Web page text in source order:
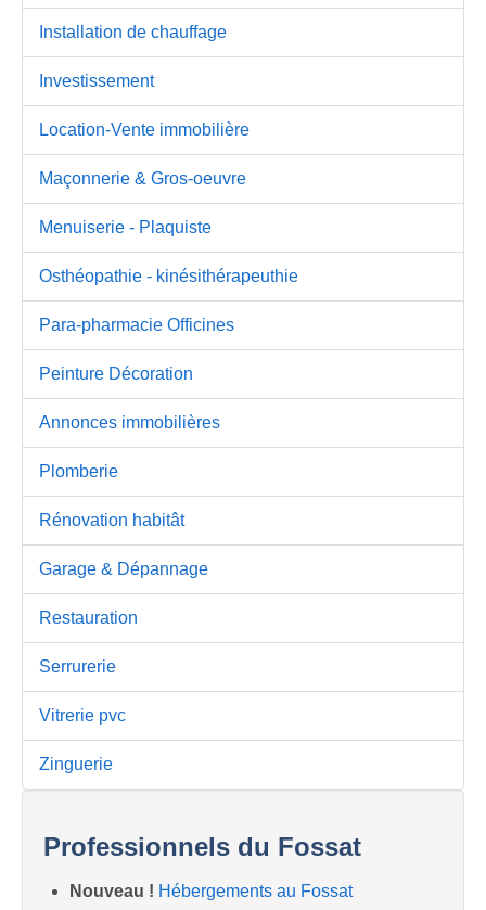
Installation de chauffage
Investissement
Location-Vente immobilière
Maçonnerie & Gros-oeuvre
Menuiserie - Plaquiste
Osthéopathie - kinésithérapeuthie
Para-pharmacie Officines
Peinture Décoration
Annonces immobilières
Plomberie
Rénovation habitât
Garage & Dépannage
Restauration
Serrurerie
Vitrerie pvc
Zinguerie
Professionnels du Fossat
Nouveau ! Hébergements au Fossat